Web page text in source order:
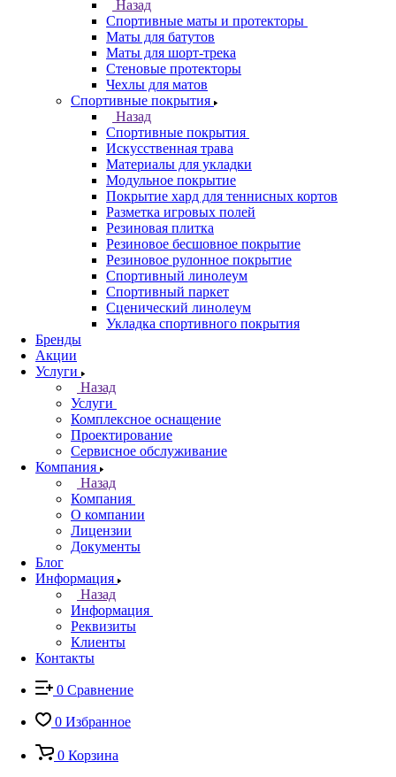
Назад
Спортивные маты и протекторы
Маты для батутов
Маты для шорт-трека
Стеновые протекторы
Чехлы для матов
Спортивные покрытия
Назад
Спортивные покрытия
Искусственная трава
Материалы для укладки
Модульное покрытие
Покрытие хард для теннисных кортов
Разметка игровых полей
Резиновая плитка
Резиновое бесшовное покрытие
Резиновое рулонное покрытие
Спортивный линолеум
Спортивный паркет
Сценический линолеум
Укладка спортивного покрытия
Бренды
Акции
Услуги
Назад
Услуги
Комплексное оснащение
Проектирование
Сервисное обслуживание
Компания
Назад
Компания
О компании
Лицензии
Документы
Блог
Информация
Назад
Информация
Реквизиты
Клиенты
Контакты
0 Сравнение
0 Избранное
0 Корзина